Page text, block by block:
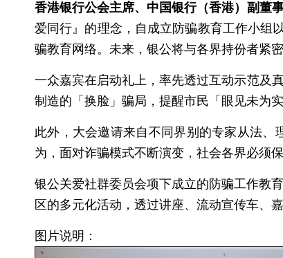
香港银行公会主席、中国银行（香港）副董
爱同行』的理念，自成立防骗教育工作小组
骗教育网络。未来，银公将与各界持份者紧
一众嘉宾在启动礼上，率先透过互动示范及
制造的「换脸」骗局，提醒市民「眼见未为
此外，大会邀请来自不同界别的专家从法
为，面对诈骗模式不断演变，社会各界必须
银公关爱社群委员会项下成立的防骗工作教
区的多元化活动，透过讲座、流动宣传车、
图片说明：